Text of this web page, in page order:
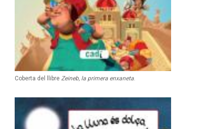
Coberta del llibre Zeineb, la primera enxaneta.